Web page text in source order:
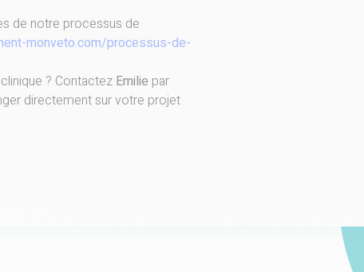
de notre processus de
monveto.com/processus-de-
? Contactez Emilie par
directement sur votre projet